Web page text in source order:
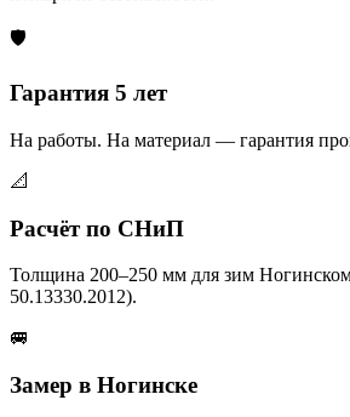
🛡️
Гарантия 5 лет
На работы. На материал — гарантия
📐
Расчёт по СНиП
Толщина 200–250 мм для зим
50.13330.2012).
🚐
Замер в Ногинске